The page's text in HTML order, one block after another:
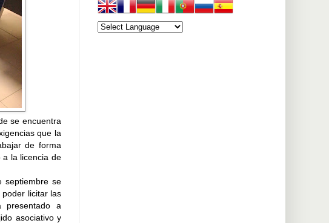
se encuentra
que la
de forma
a la licencia de
septiembre se
licitar las
presentado a
asociativo y